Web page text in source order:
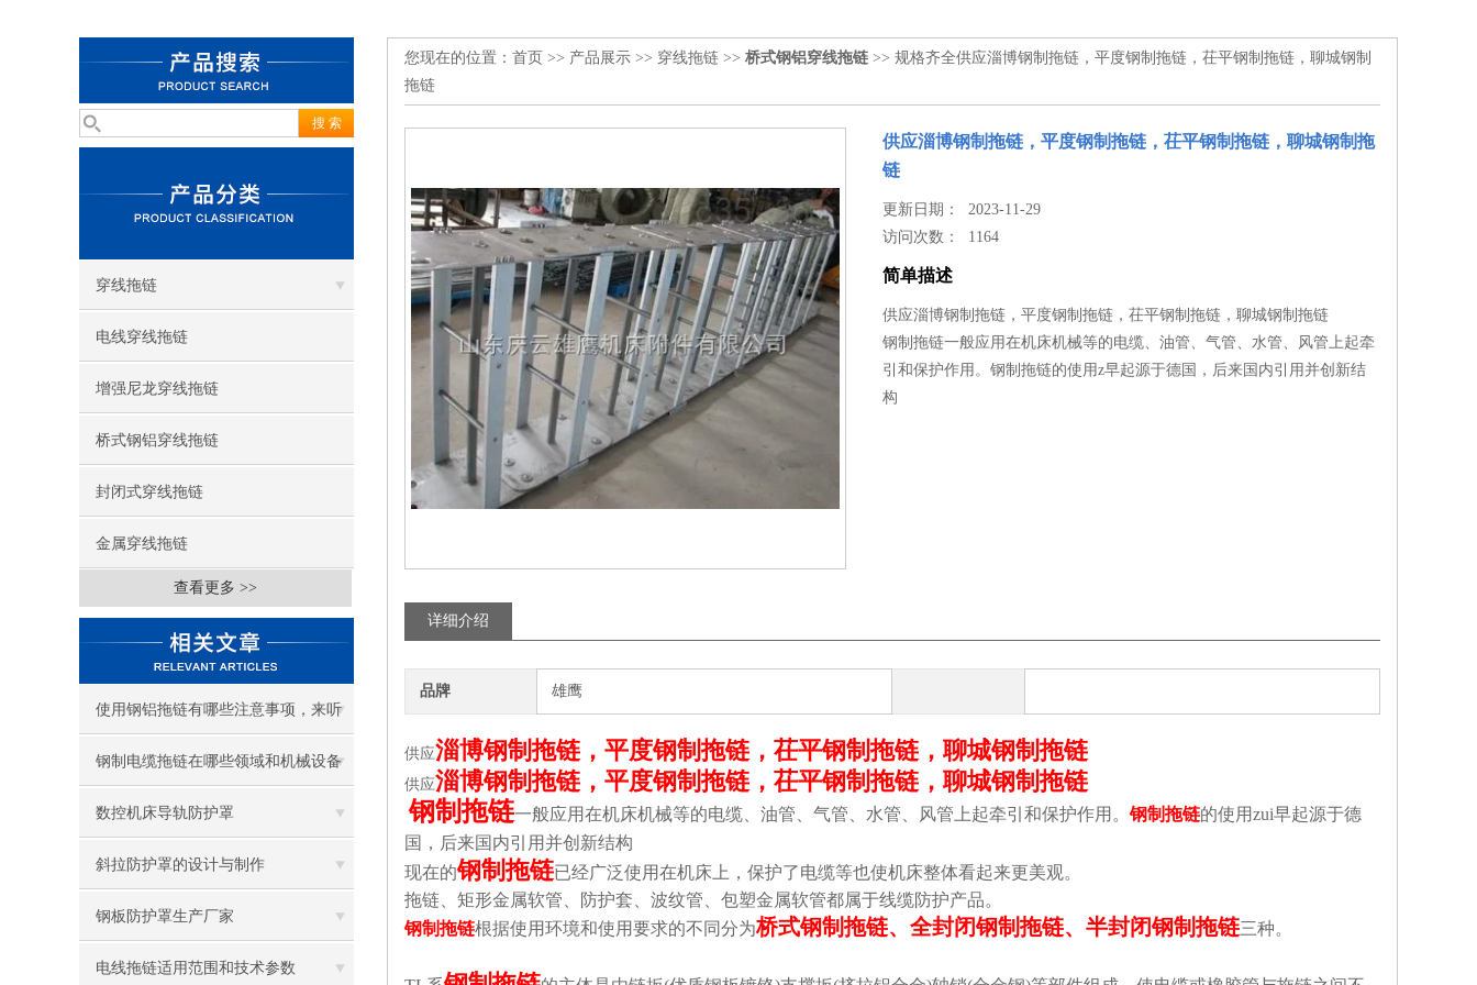
穿线拖链
电线穿线拖链
增强尼龙穿线拖链
桥式钢铝穿线拖链
封闭式穿线拖链
金属穿线拖链
查看更多 >>
使用钢铝拖链有哪些注意事项，来听
听钢铝拖链厂家怎么说！
钢制电缆拖链在哪些领域和机械设备
中有广泛应用？
数控机床导轨防护罩
斜拉防护罩的设计与制作
钢板防护罩生产厂家
电线拖链适用范围和技术参数
您现在的位置： 首页 >> 产品展示 >> 穿线拖链 >> 桥式钢铝穿线拖链 >> 规格齐全供应淄博钢制拖链，平度钢制拖链，茌平钢制拖链，聊城钢制
拖链
供应淄博钢制拖链，平度钢制拖链，茌平钢制拖链，聊城钢制拖
链
更新日期： 2023-11-29
访问次数： 1164
简单描述
供应淄博钢制拖链，平度钢制拖链，茌平钢制拖链，聊城钢制拖链
钢制拖链一般应用在机床机械等的电缆、油管、气管、水管、风管上起牵
引和保护作用。钢制拖链的使用z早起源于德国，后来国内引用并创新结
构
详细介绍
品牌 雄鹰
供应淄博钢制拖链，平度钢制拖链，茌平钢制拖链，聊城钢制拖链
供应淄博钢制拖链，平度钢制拖链，茌平钢制拖链，聊城钢制拖链
钢制拖链一般应用在机床机械等的电缆、油管、气管、水管、风管上起牵引和保护作用。钢制拖链的使用zui早起源于德
国，后来国内引用并创新结构
现在的钢制拖链已经广泛使用在机床上，保护了电缆等也使机床整体看起来更美观。
拖链、矩形金属软管、防护套、波纹管、包塑金属软管都属于线缆防护产品。
钢制拖链根据使用环境和使用要求的不同分为桥式钢制拖链、全封闭钢制拖链、半封闭钢制拖链三种。